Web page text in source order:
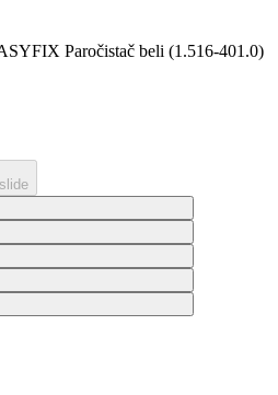
Paročistač beli (1.516-401.0)